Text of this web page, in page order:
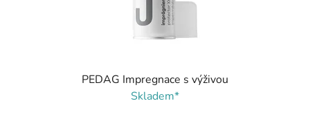
PEDAG Impregnace s výživou
Skladem*